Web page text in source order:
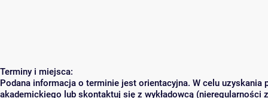
Terminy i miejsca:
Podana informacja o terminie jest orientacyjna. W celu
akademickiego lub skontaktuj się z wykładowcą (nieregularności